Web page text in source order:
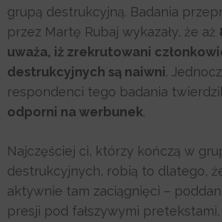
grupą destrukcyjną. Badania
przez Martę Rubaj wykazały, że aż
uważa, iż zrekrutowani
destrukcyjnych są naiwni.
respondenci tego badania
odporni na werbunek.
Najczęściej ci, którzy kończą w
destrukcyjnych, robią to dlatego,
aktywnie tam zaciągnięci –
presji pod fałszywymi pretekstami,